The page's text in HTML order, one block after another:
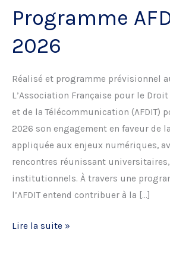
Programme
2026
Réalisé et programme prévisionnel
L’Association Française pour le
et de la Télécommunication (AFDIT)
2026 son engagement en faveur de
appliquée aux enjeux numériques,
rencontres réunissant
institutionnels. À travers une
l’AFDIT entend contribuer à la […]
Programme
Lire la suite »